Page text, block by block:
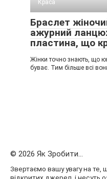
Краса
Браслет
ажурний
пластина, що
Жінки точно знають, що
буває. Тим більше всі
© 2026 Як Зробити...
Звертаємо вашу увагу на те,
відкритих джерел, і несуть